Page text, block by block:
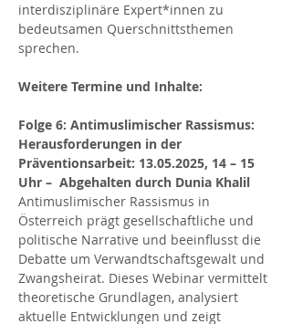
interdisziplinäre Expert*innen zu
bedeutsamen Querschnittsthemen
sprechen.
Weitere Termine und Inhalte:
Folge 6: Antimuslimischer Rassismus:
Herausforderungen in der
Präventionsarbeit: 13.05.2025, 14 – 15
Uhr –  Abgehalten durch Dunia Khalil
Antimuslimischer Rassismus in
Österreich prägt gesellschaftliche und
politische Narrative und beeinflusst die
Debatte um Verwandtschaftsgewalt und
Zwangsheirat. Dieses Webinar vermittelt
theoretische Grundlagen, analysiert
aktuelle Entwicklungen und zeigt